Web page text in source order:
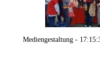
Mediengestaltung -